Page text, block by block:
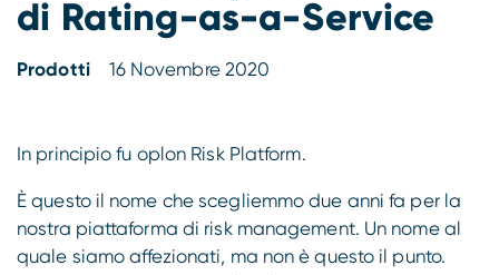
di Rating-as-a-Service
Prodotti 16 Novembre 2020
In principio fu oplon Risk Platform.
È questo il nome che scegliemmo due anni fa per la
nostra piattaforma di risk management. Un nome al
quale siamo affezionati, ma non è questo il punto.
Contatti
Lavora con noi